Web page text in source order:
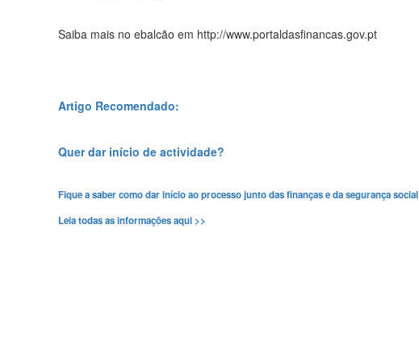
Saiba mais no ebalcão em http://www.portaldasfinancas.gov.pt
Artigo Recomendado:
Quer dar início de actividade?
Fique a saber como dar início ao processo junto das finanças e da segurança social
Leia todas as informações aqui >>